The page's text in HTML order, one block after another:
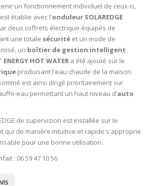
un fonctionnement individuel de ceux-ci,
établie avec l'onduleur SOLAREDGE
deux coffrets électrique équipés de
une totale sécurité et un mode de
un boîtier de gestion intelligent
ENERGY HOT WATER a été ajouté sur le
produisant l'eau chaude de la maison.
est ainsi dirigé prioritairement sur
eau permettant un haut niveau d'auto
de supervision est installée sur le
qui de manière intuitive et rapide s'approprie
pour une bonne utilisation.
: 06 59 47 10 56